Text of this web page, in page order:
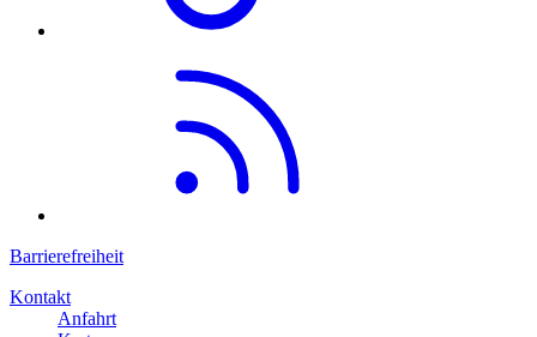
Barrierefreiheit
Kontakt
Anfahrt